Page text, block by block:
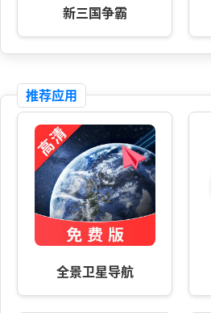
新三国争霸
推荐应用
全景卫星导航